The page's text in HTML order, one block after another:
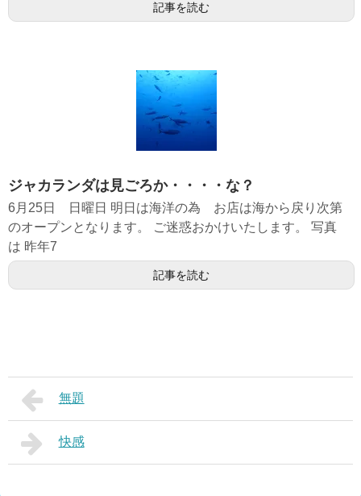
記事を読む
ジャカランダは見ごろか・・・・な？
6月25日 日曜日 明日は海洋の為 お店は海から戻り次第
のオープンとなります。 ご迷惑おかけいたします。 写真
は 昨年7
記事を読む
無題
快感